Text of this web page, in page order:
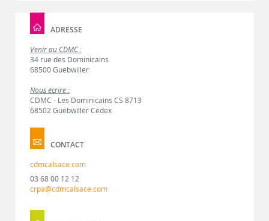
ADRESSE
Venir au CDMC :
34 rue des Dominicains
68500 Guebwiller
Nous écrire :
CDMC - Les Dominicains CS 8713
68502 Guebwiller Cedex
CONTACT
cdmcalsace.com
03 68 00 12 12
crpa@cdmcalsace.com